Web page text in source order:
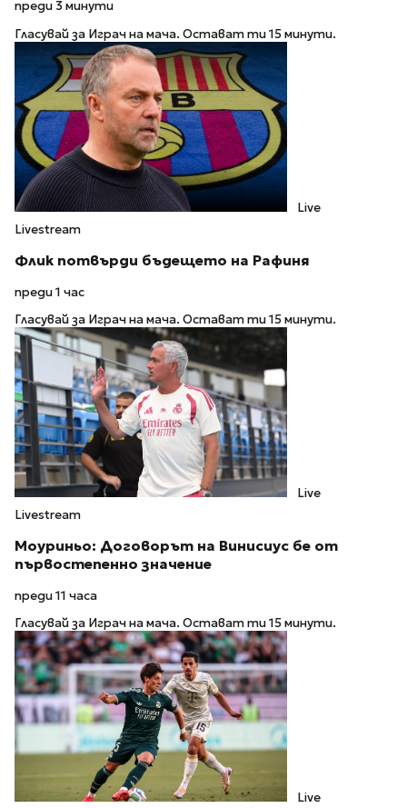
преди 3 минути
Гласувай за Играч на мача. Остават ти 15 минути.
Live
Livestream
Флик потвърди бъдещето на Рафиня
преди 1 час
Гласувай за Играч на мача. Остават ти 15 минути.
Live
Livestream
Моуриньо: Договорът на Винисиус бе от
първостепенно значение
преди 11 часа
Гласувай за Играч на мача. Остават ти 15 минути.
Live